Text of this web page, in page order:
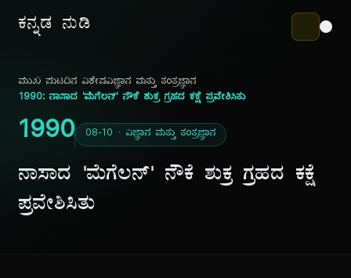
ಕನ್ನಡ ನುಡಿ
ಮುಖ ಪುಟದಿನ ವಿಶೇಷವಿಜ್ಞಾನ ಮತ್ತು ತಂತ್ರಜ್ಞಾನ
1990: ನಾಸಾದ 'ಮೆಗೆಲನ್' ನೌಕೆ ಶುಕ್ರ ಗ್ರಹದ ಕಕ್ಷೆ ಪ್ರವೇಶಿಸಿತು
1990 08-10 · ವಿಜ್ಞಾನ ಮತ್ತು ತಂತ್ರಜ್ಞಾನ
ನಾಸಾದ 'ಮೆಗೆಲನ್' ನೌಕೆ ಶುಕ್ರ ಗ್ರಹದ ಕಕ್ಷೆ
ಪ್ರವೇಶಿಸಿತು